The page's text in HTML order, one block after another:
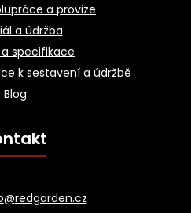
a provize
a údržba
specifikace
k sestavení a údržbě
Blog
@redgarden.cz